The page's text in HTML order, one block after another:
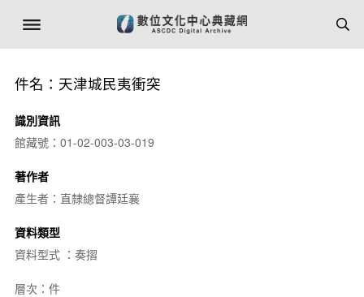
件名：天津城民夷衝突
識別資訊
館藏號：01-02-003-03-019
著作者
產生者：直隸總督譚廷襄
資料類型
資料型式 ：奏摺
層次：件